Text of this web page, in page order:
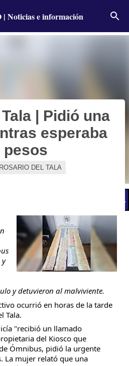
principal
Noticias e información
| Pidió una
esperaba
pesos
ROSARIO DEL TALA
y
y detuvieron al malviviente.
ocurrió en horas de la tarde
Tala.
"recibió un llamado
del Kiosco que
Ómnibus, pidió la urgente
La mujer relató que una